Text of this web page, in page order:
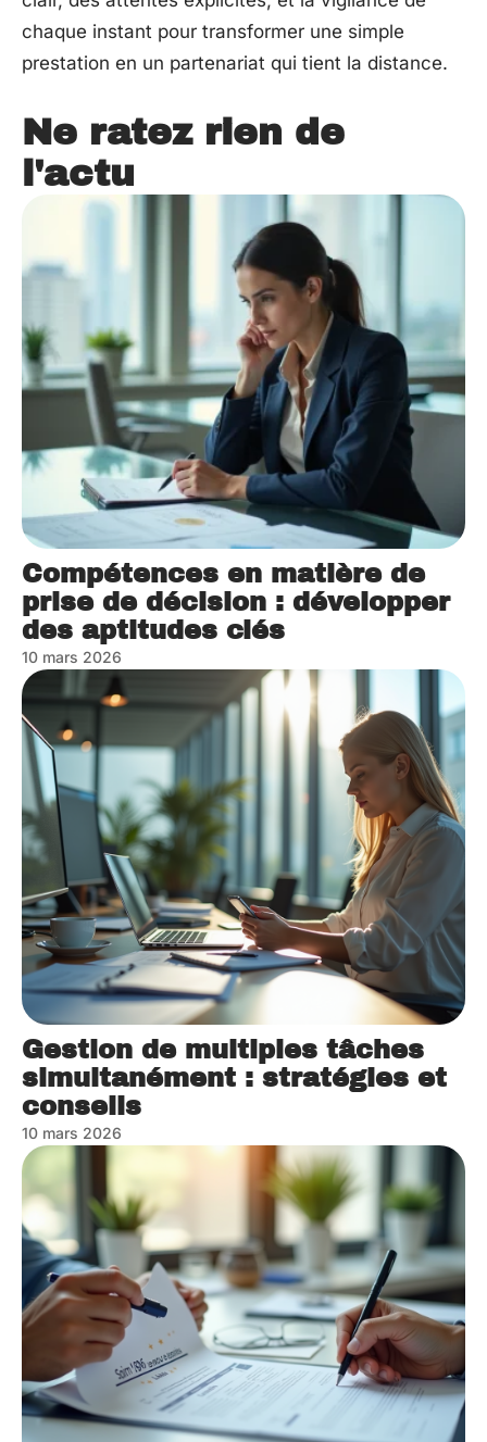
chaque instant pour transformer une simple
prestation en un partenariat qui tient la distance.
Ne ratez rien de
l'actu
Compétences en matière de
prise de décision : développer
des aptitudes clés
10 mars 2026
Gestion de multiples tâches
simultanément : stratégies et
conseils
10 mars 2026